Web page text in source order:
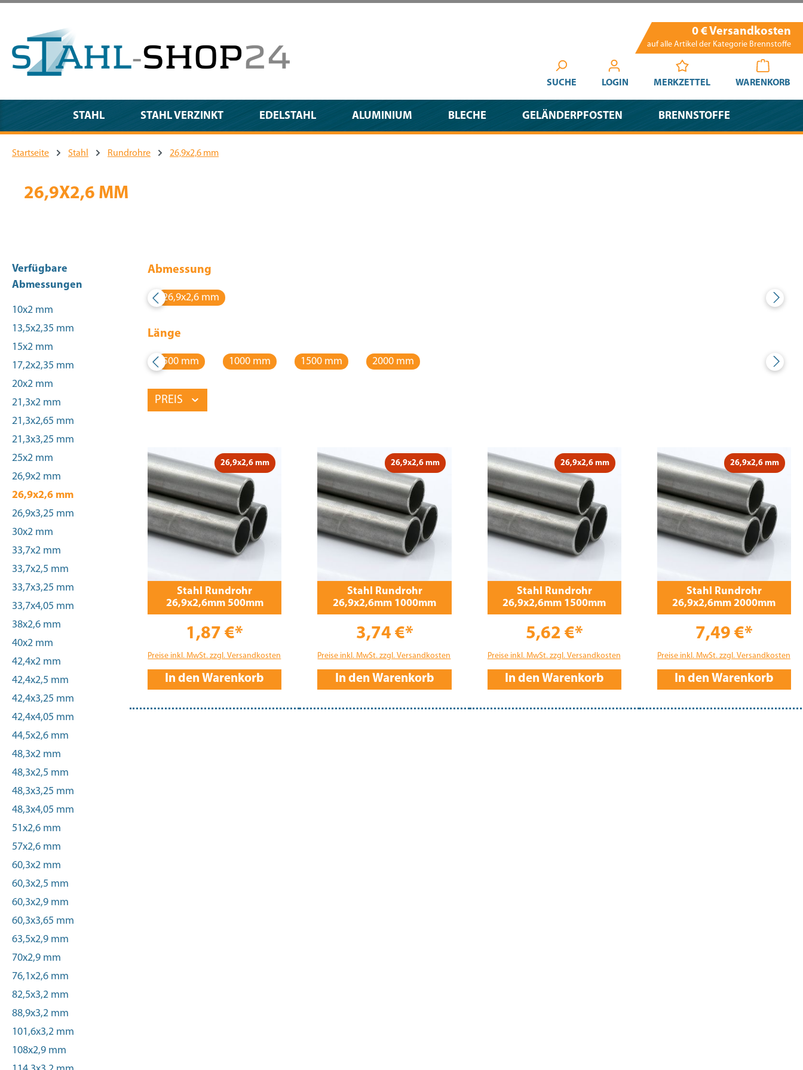
0 € Versandkosten
auf alle Artikel der Kategorie Brennstoffe
SUCHE LOGIN MERKZETTEL WARENKORB
STAHL STAHL VERZINKT EDELSTAHL ALUMINIUM BLECHE GELÄNDERPFOSTEN BRENNSTOFFE
Startseite Stahl Rundrohre 26,9x2,6 mm
26,9X2,6 MM
Verfügbare
Abmessungen
10x2 mm
13,5x2,35 mm
15x2 mm
17,2x2,35 mm
20x2 mm
21,3x2 mm
21,3x2,65 mm
21,3x3,25 mm
25x2 mm
26,9x2 mm
26,9x2,6 mm
26,9x3,25 mm
30x2 mm
33,7x2 mm
33,7x2,5 mm
33,7x3,25 mm
33,7x4,05 mm
38x2,6 mm
40x2 mm
42,4x2 mm
42,4x2,5 mm
42,4x3,25 mm
42,4x4,05 mm
44,5x2,6 mm
48,3x2 mm
48,3x2,5 mm
48,3x3,25 mm
48,3x4,05 mm
51x2,6 mm
57x2,6 mm
60,3x2 mm
60,3x2,5 mm
60,3x2,9 mm
60,3x3,65 mm
63,5x2,9 mm
70x2,9 mm
76,1x2,6 mm
82,5x3,2 mm
88,9x3,2 mm
101,6x3,2 mm
108x2,9 mm
Abmessung
26,9x2,6 mm
Länge
500 mm 1000 mm 1500 mm 2000 mm
PREIS
26,9x2,6 mm
Stahl Rundrohr
26,9x2,6mm 500mm
1,87 €*
Preise inkl. MwSt. zzgl. Versandkosten
In den Warenkorb
26,9x2,6 mm
Stahl Rundrohr
26,9x2,6mm 1000mm
3,74 €*
Preise inkl. MwSt. zzgl. Versandkosten
In den Warenkorb
26,9x2,6 mm
Stahl Rundrohr
26,9x2,6mm 1500mm
5,62 €*
Preise inkl. MwSt. zzgl. Versandkosten
In den Warenkorb
26,9x2,6 mm
Stahl Rundrohr
26,9x2,6mm 2000mm
7,49 €*
Preise inkl. MwSt. zzgl. Versandkosten
In den Warenkorb